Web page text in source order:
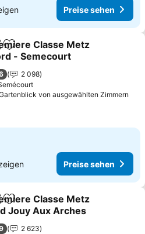
Preise sehen
Zu Favoriten hinzufügen
Classe Metz
- Semecourt
2 098
von ausgewählten Zimmern
Preise sehen
Zu Favoriten hinzufügen
Classe Metz
Jouy Aux Arches
2 623